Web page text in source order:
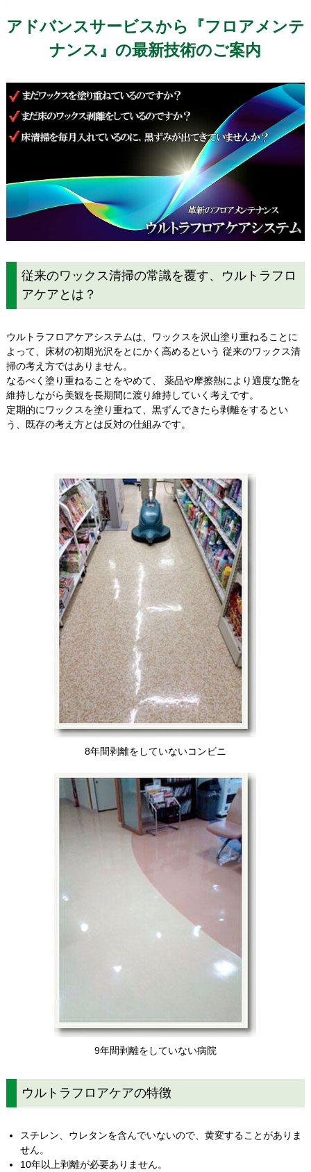
アドバンスサービスから『フロアメンテ
ナンス』の最新技術のご案内
従来のワックス清掃の常識を覆す、ウルトラフロ
アケアとは？
ウルトラフロアケアシステムは、ワックスを沢山塗り重ねることに
よって、床材の初期光沢をとにかく高めるという 従来のワックス清
掃の考え方ではありません。
なるべく塗り重ねることをやめて、 薬品や摩擦熱により適度な艶を
維持しながら美観を長期間に渡り維持していく考えです。
定期的にワックスを塗り重ねて、黒ずんできたら剥離をするとい
う、既存の考え方とは反対の仕組みです。
8年間剥離をしていないコンビニ
9年間剥離をしていない病院
ウルトラフロアケアの特徴
スチレン、ウレタンを含んでいないので、黄変することがありま
せん。
10年以上剥離が必要ありません。